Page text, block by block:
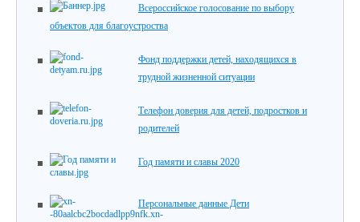
Всероссийское голосование по выбору
объектов для благоустроства
Фонд поддержки детей, находящихся в
трудной жизненной ситуации
Телефон доверия для детей, подростков и
родителей
Год памяти и славы 2020
Персональные данные Дети